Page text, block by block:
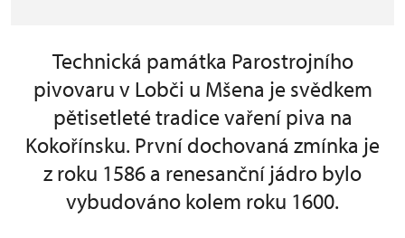
Technická památka Parostrojního
pivovaru v Lobči u Mšena je svědkem
pětisetleté tradice vaření piva na
Kokořínsku. První dochovaná zmínka je
z roku 1586 a renesanční jádro bylo
vybudováno kolem roku 1600.